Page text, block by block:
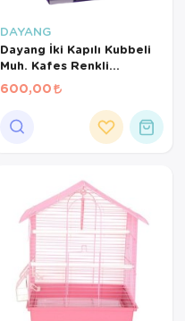
DAYANG
Dayang İki Kapılı Kubbeli
Muh. Kafes Renkli
30*23*39
600,00